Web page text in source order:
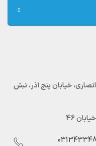
خیابان پنج آذر، نبش
46